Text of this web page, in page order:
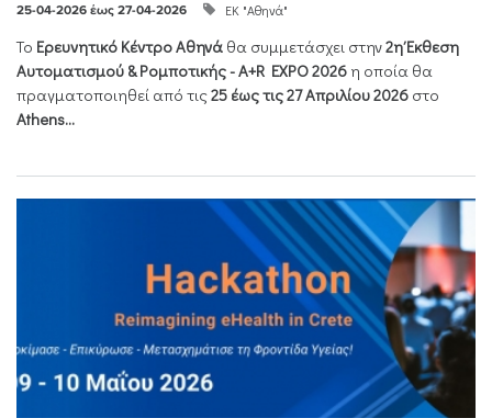
25-04-2026 έως 27-04-2026 ΕΚ "Αθηνά"
Το Ερευνητικό Κέντρο Αθηνά θα συμμετάσχει στην2η Έκθεση
Αυτοματισμού & Ρομποτικής - Α+R EXPO 2026 η οποία θα
πραγματοποιηθεί από τις25 έως τις 27 Απριλίου 2026 στο
Athens...